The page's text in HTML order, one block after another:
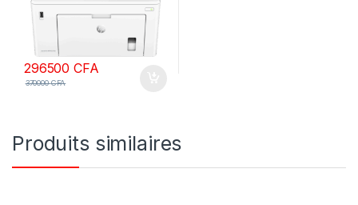
296500CFA
370000CFA
Produits similaires